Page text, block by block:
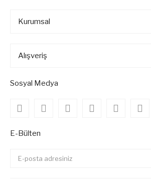
Kurumsal
Alışveriş
Sosyal Medya
E-Bülten